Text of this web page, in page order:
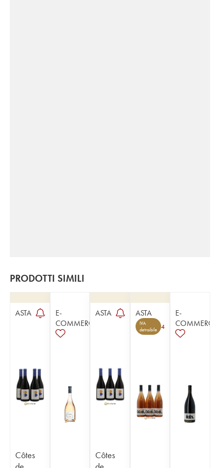
PRODOTTI SIMILI
ASTA
Côtes
E-
COMMERCE
ASTA
Côtes
ASTA
IVA
detraibile
4
E-
COMMERCE